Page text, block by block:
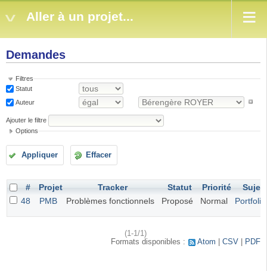
Aller à un projet...
Demandes
Filtres
Statut
Auteur
Ajouter le filtre
Options
Appliquer Effacer
# Projet Tracker Statut Priorité
Sujet
48
PMB Problèmes fonctionnels Proposé Normal Portfolio
(1-1/1)
Formats disponibles :
Atom CSV PDF